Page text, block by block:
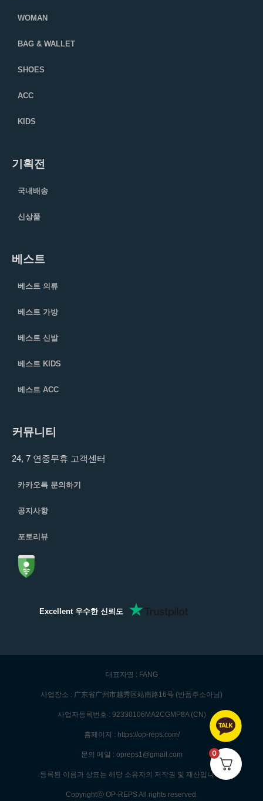
WOMAN
BAG & WALLET
SHOES
ACC
KIDS
기획전
국내배송
신상품
베스트
베스트 의류
베스트 가방
베스트 신발
베스트 KIDS
베스트 ACC
커뮤니티
24, 7 연중무휴 고객센터
카카오톡 문의하기
공지사항
포토리뷰
Excellent 우수한 신뢰도
대표자명 : FANG
사업장소 : 广东省广州市越秀区站南路16号 (반품주소아님)
사업자등록번호 : 92330106MA2CGMP8A (CN)
홈페이지 : https://op-reps.com/
문의 메일 : opreps1@gmail.com
등록된 이름과 상표는 해당 소유자의 저작권 및 재산입니다.
Copyrightⓒ OP-REPS All rights reserved.
0